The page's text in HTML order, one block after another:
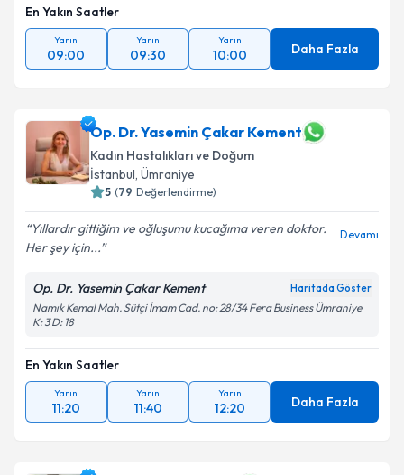
En Yakın Saatler
Yarın
09:00
Yarın
09:30
Yarın
10:00 Daha Fazla
Op. Dr. Yasemin Çakar Kement
Kadın Hastalıkları ve Doğum
İstanbul, Ümraniye
5 (79 Değerlendirme)
Yıllardır gittiğim ve oğluşumu kucağıma veren doktor.
Her şey için...
Devamı
Op. Dr. Yasemin Çakar Kement Haritada Göster
Namık Kemal Mah. Sütçi İmam Cad. no: 28/34 Fera Business Ümraniye
K: 3 D: 18
En Yakın Saatler
Yarın
11:20
Yarın
11:40
Yarın
12:20 Daha Fazla